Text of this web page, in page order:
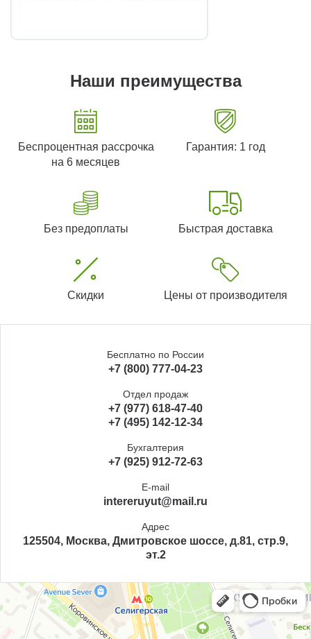
Наши преимущества
Беспроцентная рассрочка
на 6 месяцев
Гарантия: 1 год
Без предоплаты Быстрая доставка
Скидки Цены от производителя
Бесплатно по России
+7 (800) 777-04-23
Отдел продаж
+7 (977) 618-47-40
+7 (495) 142-12-34
Бухгалтерия
+7 (925) 912-72-63
E-mail
intereruyut@mail.ru
Адрес
125504, Москва, Дмитровское шоссе, д.81, стр.9,
эт.2